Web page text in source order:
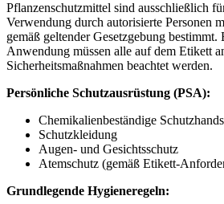
Pflanzenschutzmittel sind ausschließlich
Verwendung durch autorisierte Personen
gemäß geltender Gesetzgebung
Anwendung müssen alle auf dem Etikett
Sicherheitsmaßnahmen beachtet werden.
Persönliche Schutzausrüstung (PSA):
Chemikalienbeständige
Schutzkleidung
Augen- und Gesichtsschutz
Atemschutz (gemäß Etikett-
Grundlegende Hygieneregeln: